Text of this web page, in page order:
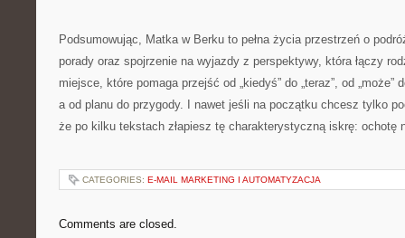
Podsumowując, Matka w Berku to pełna życia przestrzeń o
porady oraz spojrzenie na wyjazdy z perspektywy, która łączy
miejsce, które pomaga przejść od „kiedyś” do „teraz”, od „może”
a od planu do przygody. I nawet jeśli na początku chcesz tylko
że po kilku tekstach złapiesz tę charakterystyczną iskrę: ochotę
CATEGORIES: E-MAIL MARKETING I AUTOMATYZACJA
Comments are closed.